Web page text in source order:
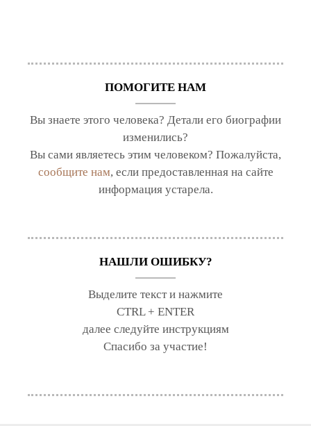
ПОМОГИТЕ НАМ
Вы знаете этого человека? Детали его биографии
изменились?
Вы сами являетесь этим человеком? Пожалуйста,
сообщите нам, если предоставленная на сайте
информация устарела.
НАШЛИ ОШИБКУ?
Выделите текст и нажмите
CTRL + ENTER
далее следуйте инструкциям
Спасибо за участие!